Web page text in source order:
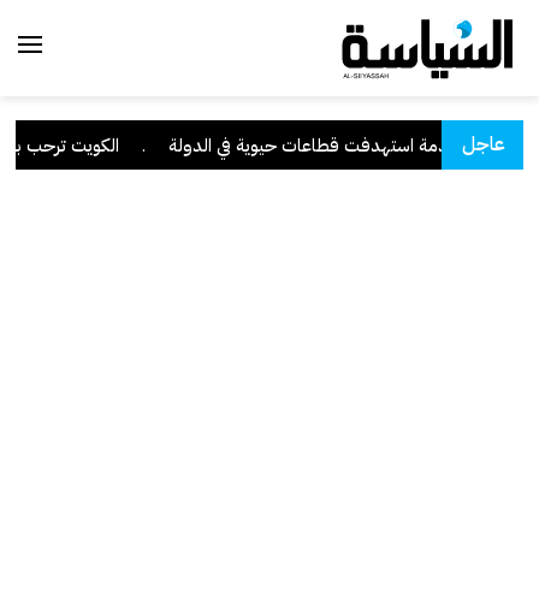
عاجلمتقدمة استهدفت قطاعات حيوية في الدولة الكويت ترحب